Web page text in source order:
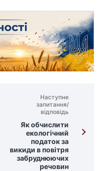
Наступне
запитання/
відповідь
Як обчислити
екологічний
податок за
викиди в повітря
забруднюючих
речовин